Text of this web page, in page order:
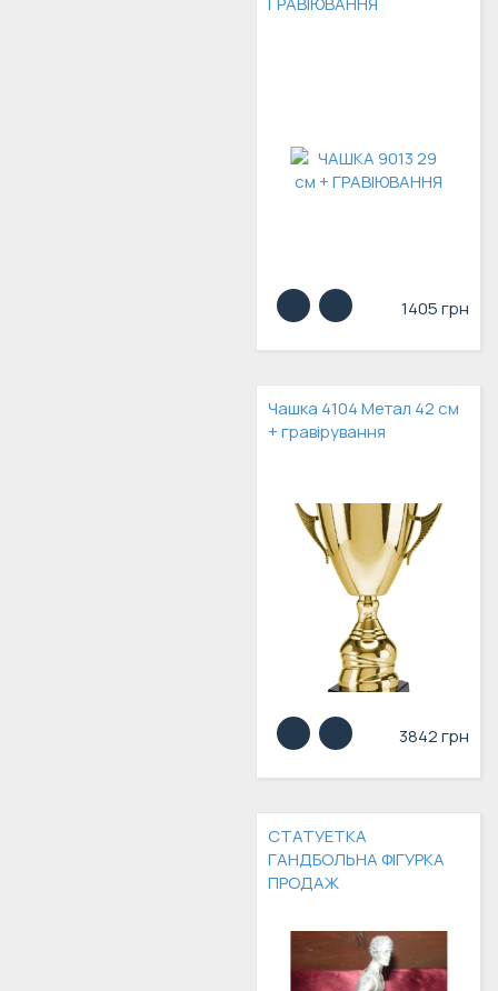
1405 грн
Чашка 4104 Метал 42 см
+ гравірування
3842 грн
СТАТУЕТКА
ГАНДБОЛЬНА ФІГУРКА
ПРОДАЖ